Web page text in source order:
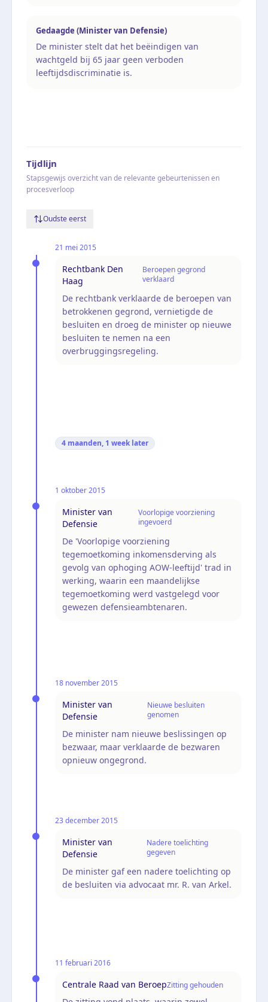
Gedaagde (Minister van Defensie)
De minister stelt dat het beëindigen van
wachtgeld bij 65 jaar geen verboden
leeftijdsdiscriminatie is.
Tijdlijn
Stapsgewijs overzicht van de relevante gebeurtenissen en
procesverloop
Oudste eerst
21 mei 2015
Rechtbank Den
Haag
Beroepen gegrond
verklaard
De rechtbank verklaarde de beroepen van
betrokkenen gegrond, vernietigde de
besluiten en droeg de minister op nieuwe
besluiten te nemen na een
overbruggingsregeling.
4 maanden, 1 week later
1 oktober 2015
Minister van
Defensie
Voorlopige voorziening
ingevoerd
De 'Voorlopige voorziening
tegemoetkoming inkomensderving als
gevolg van ophoging AOW-leeftijd' trad in
werking, waarin een maandelijkse
tegemoetkoming werd vastgelegd voor
gewezen defensieambtenaren.
18 november 2015
Minister van
Defensie
Nieuwe besluiten
genomen
De minister nam nieuwe beslissingen op
bezwaar, maar verklaarde de bezwaren
opnieuw ongegrond.
23 december 2015
Minister van
Defensie
Nadere toelichting
gegeven
De minister gaf een nadere toelichting op
de besluiten via advocaat mr. R. van Arkel.
11 februari 2016
Centrale Raad van BeroepZitting gehouden